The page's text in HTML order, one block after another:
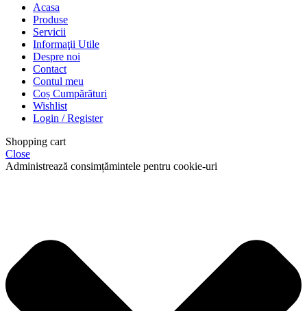
Acasa
Produse
Servicii
Informaţii Utile
Despre noi
Contact
Contul meu
Coș Cumpărături
Wishlist
Login / Register
Shopping cart
Close
Administrează consimțămintele pentru cookie-uri